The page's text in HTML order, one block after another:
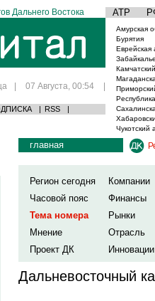
Дальнего Востока АТР
| 07 Августа, 00:54 |
| RSS |
Амурская
Бурятия
Еврейская
Чукотский
главная
Регион сегодня
Компании
Часовой пояс
Финансы
Тема номера
Рынки
Мнение
Отрасль
Проект ДК
Инновации
Дальневосточный